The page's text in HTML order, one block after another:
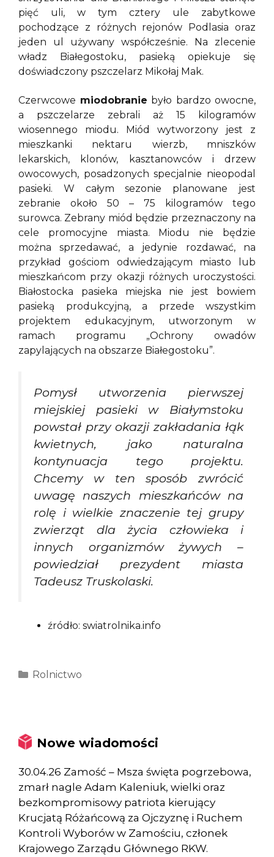
pięć uli, w tym cztery ule zabytkowe
pochodzące z różnych rejonów Podlasia oraz
jeden ul używany współcześnie. Na zlecenie
władz Białegostoku, pasieką opiekuje się
doświadczony pszczelarz Mikołaj Mak.
Czerwcowe miodobranie było bardzo owocne,
a pszczelarze zebrali aż 15 kilogramów
wiosennego miodu. Miód wytworzony jest z
mieszkanki nektaru wierzb, mniszków
lekarskich, klonów, kasztanowców i drzew
owocowych, posadzonych specjalnie nieopodal
pasieki. W całym sezonie planowane jest
zebranie około 50 – 75 kilogramów tego
surowca. Zebrany miód będzie przeznaczony na
cele promocyjne miasta. Miodu nie będzie
można sprzedawać, a jedynie rozdawać, na
przykład gościom odwiedzającym miasto lub
mieszkańcom przy okazji różnych uroczystości.
Białostocka pasieka miejska nie jest bowiem
pasieką produkcyjną, a przede wszystkim
projektem edukacyjnym, utworzonym w
ramach programu „Ochrony owadów
zapylających na obszarze Białegostoku”.
Pomysł utworzenia pierwszej
miejskiej pasieki w Białymstoku
powstał przy okazji zakładania łąk
kwietnych, jako naturalna
kontynuacja tego projektu.
Chcemy w ten sposób zwrócić
uwagę naszych mieszkańców na
rolę i wielkie znaczenie tej grupy
zwierząt dla życia człowieka i
innych organizmów żywych –
powiedział prezydent miasta
Tadeusz Truskolaski.
źródło: swiatrolnika.info
Kategorie
Rolnictwo
Nowe wiadomości
30.04.26 Zamość – Msza święta pogrzebowa,
zmarł nagle Adam Kaleniuk, wielki oraz
bezkompromisowy patriota kierujący
Krucjatą Różańcową za Ojczyznę i Ruchem
Kontroli Wyborów w Zamościu, członek
Krajowego Zarządu Głównego RKW.